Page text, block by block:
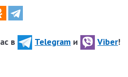
в Telegram и Viber!